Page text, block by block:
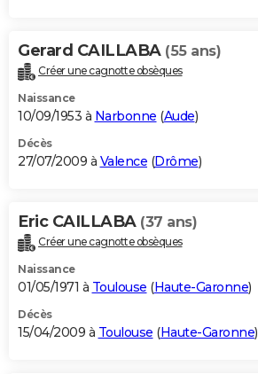
Gerard CAILLABA (55 ans)
Créer une cagnotte obsèques
Naissance
10/09/1953 à Narbonne (Aude)
Décès
27/07/2009 à Valence (Drôme)
Eric CAILLABA (37 ans)
Créer une cagnotte obsèques
Naissance
01/05/1971 à Toulouse (Haute-Garonne)
Décès
15/04/2009 à Toulouse (Haute-Garonne)